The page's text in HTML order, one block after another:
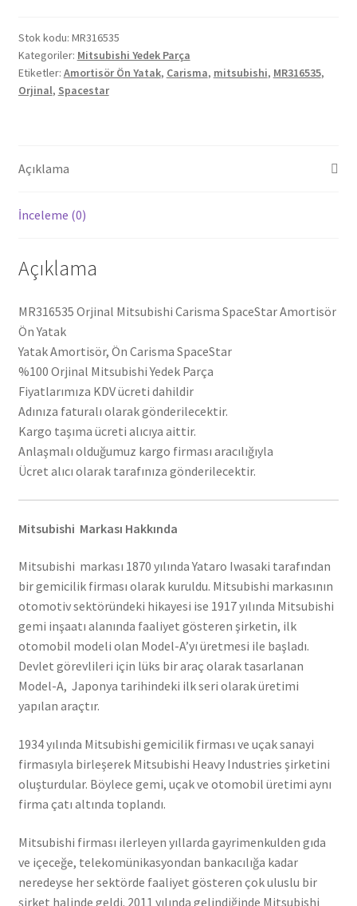
Amortisör
Ön
Yatak
MR316535
Stok kodu: MR316535
Kategoriler: Mitsubishi Yedek Parça
Etiketler: Amortisör Ön Yatak, Carisma, mitsubishi, MR316535,
Orjinal, Spacestar
Açıklama
İnceleme (0)
Açıklama
MR316535 Orjinal Mitsubishi Carisma SpaceStar Amortisör
Ön Yatak
Yatak Amortisör, Ön Carisma SpaceStar
%100 Orjinal Mitsubishi Yedek Parça
Fiyatlarımıza KDV ücreti dahildir
Adınıza faturalı olarak gönderilecektir.
Kargo taşıma ücreti alıcıya aittir.
Anlaşmalı olduğumuz kargo firması aracılığıyla
Ücret alıcı olarak tarafınıza gönderilecektir.
Mitsubishi Markası Hakkında
Mitsubishi markası 1870 yılında Yataro Iwasaki tarafından
bir gemicilik firması olarak kuruldu. Mitsubishi markasının
otomotiv sektöründeki hikayesi ise 1917 yılında Mitsubishi
gemi inşaatı alanında faaliyet gösteren şirketin, ilk
otomobil modeli olan Model-A’yı üretmesi ile başladı.
Devlet görevlileri için lüks bir araç olarak tasarlanan
Model-A, Japonya tarihindeki ilk seri olarak üretimi
yapılan araçtır.
1934 yılında Mitsubishi gemicilik firması ve uçak sanayi
firmasıyla birleşerek Mitsubishi Heavy Industries şirketini
oluşturdular. Böylece gemi, uçak ve otomobil üretimi aynı
firma çatı altında toplandı.
Mitsubishi firması ilerleyen yıllarda gayrimenkulden gıda
ve içeceğe, telekomünikasyondan bankacılığa kadar
neredeyse her sektörde faaliyet gösteren çok uluslu bir
şirket halinde geldi. 2011 yılında gelindiğinde Mitsubishi